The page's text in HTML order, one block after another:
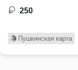
250
Пушкинская карта